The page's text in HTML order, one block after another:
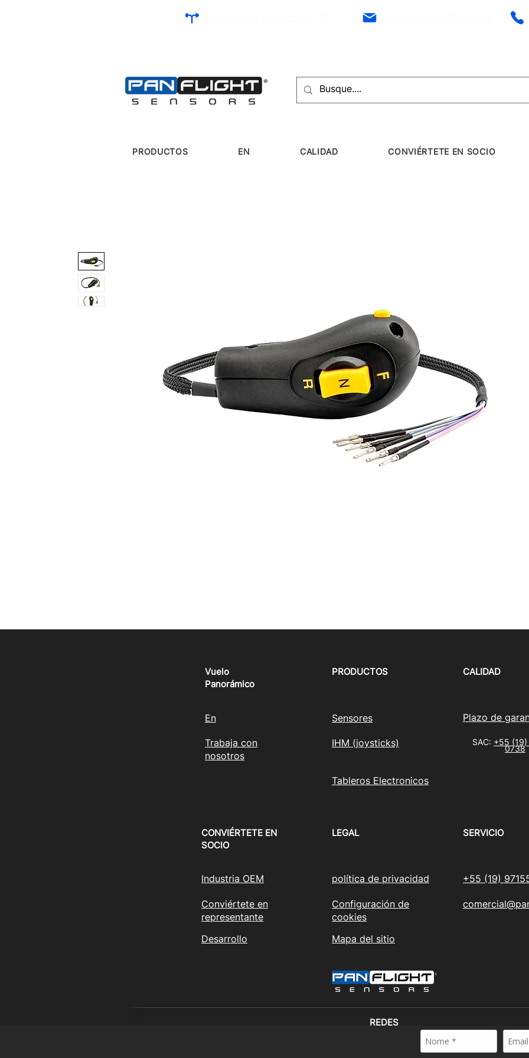
PRODUCTOS EN CALIDAD CONVIÉRTETE EN SOCIO
Vuelo
Panorámico
En
Trabaja con
nosotros
PRODUCTOS
Sensores
IHM (joysticks)
CALIDAD
Plazo de
SAC: +55
0738
Tableros Electronicos
CONVIÉRTETE EN
SOCIO
Industria OEM
Conviértete en
representante
Desarrollo
LEGAL
política de privacidad
Configuración de
cookies
Mapa del sitio
SERVICIO
+55 (19)
REDES